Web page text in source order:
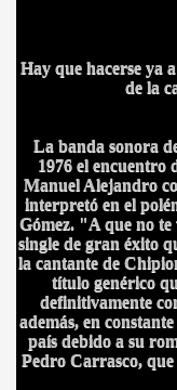
Hay que hacerse ya
de la
La banda sonora
1976 el encuentro
Manuel Alejandro
interpretó en el
Gómez. "A que no
single de gran éxito
la cantante de
título genérico
definitivamente
además, en
país debido a su
Pedro Carrasco, que